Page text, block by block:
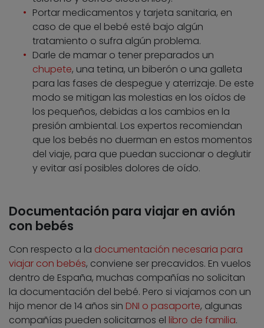
Portar medicamentos y tarjeta sanitaria, en
caso de que el bebé esté bajo algún
tratamiento o sufra algún problema.
Darle de mamar o tener preparados un
chupete, una tetina, un biberón o una galleta
para las fases de despegue y aterrizaje. De este
modo se mitigan las molestias en los oídos de
los pequeños, debidas a los cambios en la
presión ambiental. Los expertos recomiendan
que los bebés no duerman en estos momentos
del viaje, para que puedan succionar o deglutir
y evitar así posibles dolores de oído.
Documentación para viajar en avión
con bebés
Con respecto a la documentación necesaria para
viajar con bebés, conviene ser precavidos. En vuelos
dentro de España, muchas compañías no solicitan
la documentación del bebé. Pero si viajamos con un
hijo menor de 14 años sin DNI o pasaporte, algunas
compañías pueden solicitarnos el libro de familia.